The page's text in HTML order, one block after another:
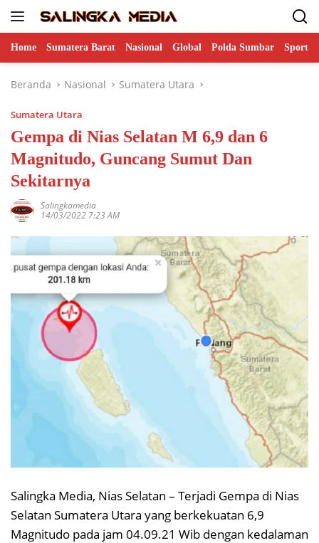
Home Sumatera Barat Nasional Global Polda Sumbar Sports
Beranda Nasional Sumatera Utara
Sumatera Utara
Gempa di Nias Selatan M 6,9 dan 6
Magnitudo, Guncang Sumut Dan
Sekitarnya
Salingkamedia
14/03/2022 7:23 AM
Salingka Media, Nias Selatan – Terjadi Gempa di Nias
Selatan Sumatera Utara yang berkekuatan 6,9
Magnitudo pada jam 04.09.21 Wib dengan kedalaman